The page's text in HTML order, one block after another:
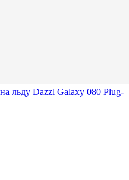
льду Dazzl Galaxy 080 Plug-